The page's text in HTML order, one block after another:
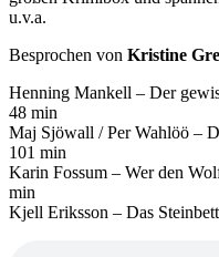
u.v.a.
Besprochen von Kristine
Henning Mankell – Der
48 min
Maj Sjöwall / Per Wahlöö –
101 min
Karin Fossum – Wer den
min
Kjell Eriksson – Das